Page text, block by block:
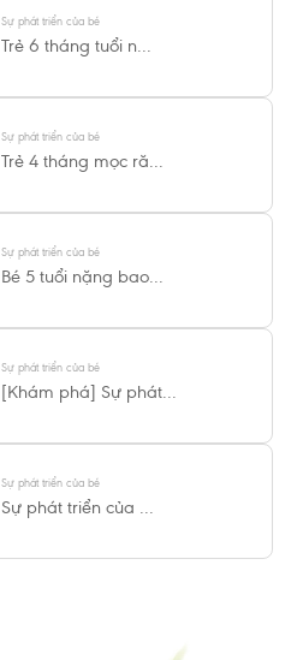
Sự phát triển của bé
Trẻ 6 tháng tuổi n...
Sự phát triển của bé
Trẻ 4 tháng mọc ră...
Sự phát triển của bé
Bé 5 tuổi nặng bao...
Sự phát triển của bé
[Khám phá] Sự phát...
Sự phát triển của bé
Sự phát triển của ...